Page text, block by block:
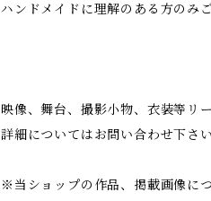
ハンドメイドに理解のある方のみ
映像、舞台、撮影小物、衣装等リ
詳細についてはお問い合わせ下さい
※当ショップの作品、掲載画像に